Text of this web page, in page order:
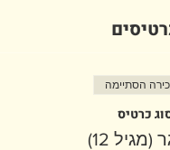
הסתיימה
כרטיס
(מגיל 12)